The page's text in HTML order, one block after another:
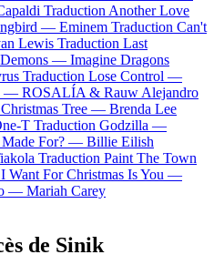
Traduction Another Love
— Eminem Traduction Can't
Lewis Traduction Last
— Imagine Dragons
Traduction Lose Control —
— ROSALÍA & Rauw Alejandro
Tree — Brenda Lee
T Traduction Godzilla —
Made For? — Billie Eilish
Traduction Paint The Town
Want For Christmas Is You —
— Mariah Carey
de Sinik